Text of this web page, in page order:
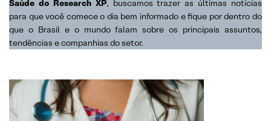
Saúde do Research XP, buscamos trazer as últimas notícias
para que você comece o dia bem informado e fique por dentro do
que o Brasil e o mundo falam sobre os principais assuntos,
tendências e companhias do setor.